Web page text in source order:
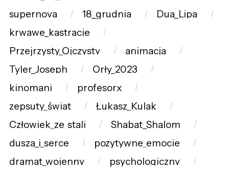
supernova
18_grudnia
Dua_Lipa
krwawe_kastracje
Przejrzysty_Ojczysty
animacja
Tyler_Joseph
Orły_2023
kinomani
profesorx
zepsuty_świat
Łukasz_Kulak
Człowiek_ze_stali
Shabat_Shalom
dusza_i_serce
pozytywne_emocje
dramat_wojenny
psychologiczny